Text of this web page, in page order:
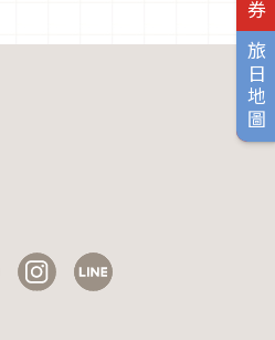
旅日地圖